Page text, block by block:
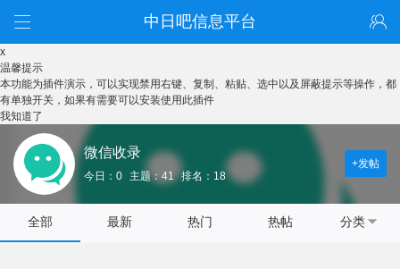
中日吧信息平台
x
温馨提示
本功能为插件演示，可以实现禁用右键、复制、粘贴、选中以及屏蔽提示等操作，都
有单独开关，如果有需要可以安装使用此插件
我知道了
微信收录
今日：0 主题：41 排名：18
+发帖
全部 最新 热门 热帖 分类